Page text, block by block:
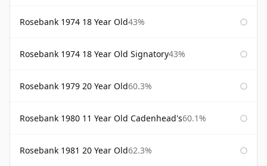
Rosebank 1974 18 Year Old43%
Rosebank 1974 18 Year Old Signatory43%
Rosebank 1979 20 Year Old60.3%
Rosebank 1980 11 Year Old Cadenhead's60.1%
Rosebank 1981 20 Year Old62.3%